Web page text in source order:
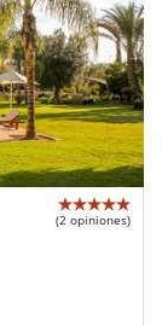
(2 opiniones)